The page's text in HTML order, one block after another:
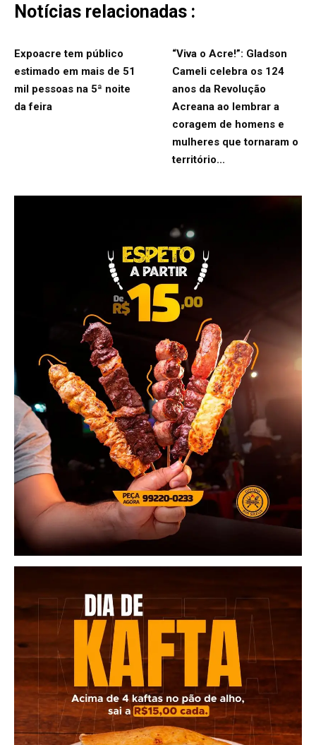
Notícias relacionadas :
Expoacre tem público
estimado em mais de 51
mil pessoas na 5ª noite
da feira
“Viva o Acre!”: Gladson
Cameli celebra os 124
anos da Revolução
Acreana ao lembrar a
coragem de homens e
mulheres que tornaram o
território...